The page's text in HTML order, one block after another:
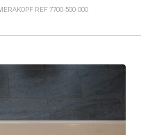
REF 7700-500-000